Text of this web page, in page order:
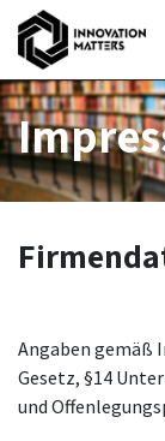
Zum Inhalt springen
Angaben gemäß
Gesetz, §14
und